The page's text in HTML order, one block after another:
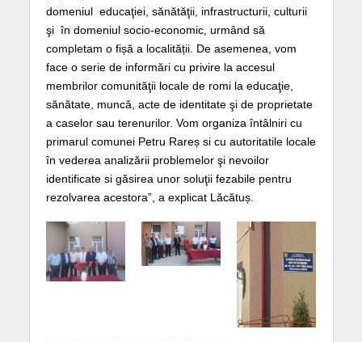
domeniul educaţiei, sănătăţii, infrastructurii, culturii
şi în domeniul socio-economic, urmând să
completam o fișă a localității. De asemenea, vom
face o serie de informări cu privire la accesul
membrilor comunităţii locale de romi la educaţie,
sănătate, muncă, acte de identitate şi de proprietate
a caselor sau terenurilor. Vom organiza întâlniri cu
primarul comunei Petru Rareș si cu autoritatile locale
în vederea analizării problemelor şi nevoilor
identificate si găsirea unor soluţii fezabile pentru
rezolvarea acestora”, a explicat Lăcătuș.